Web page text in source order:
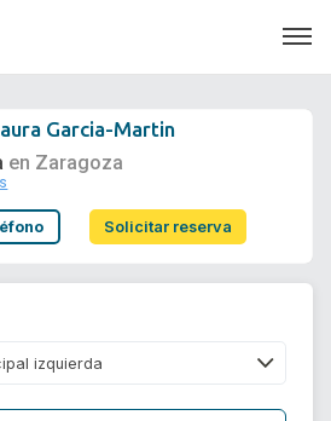
Soporte
Garcia-Martin
en Zaragoza
Solicitar reserva